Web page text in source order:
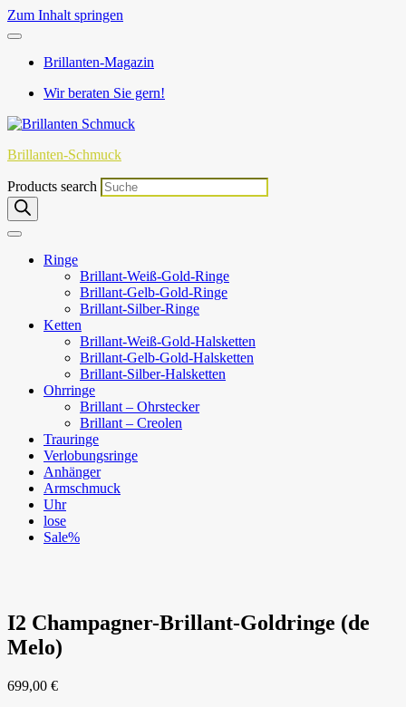
Zum Inhalt springen
Brillanten-Magazin
Wir beraten Sie gern!
Brillanten-Schmuck
Products search
Ringe
Brillant-Weiß-Gold-Ringe
Brillant-Gelb-Gold-Ringe
Brillant-Silber-Ringe
Ketten
Brillant-Weiß-Gold-Halsketten
Brillant-Gelb-Gold-Halsketten
Brillant-Silber-Halsketten
Ohrringe
Brillant – Ohrstecker
Brillant – Creolen
Trauringe
Verlobungsringe
Anhänger
Armschmuck
Uhr
lose
Sale%
I2 Champagner-Brillant-Goldringe (de
Melo)
699,00 €